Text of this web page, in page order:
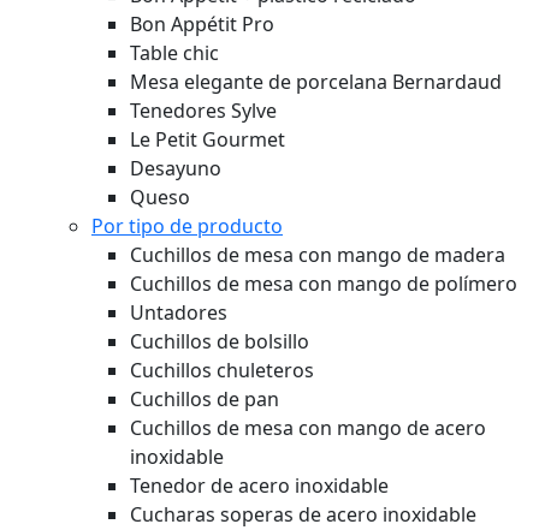
Bon Appétit Pro
Table chic
Mesa elegante de porcelana Bernardaud
Tenedores Sylve
Le Petit Gourmet
Desayuno
Queso
Por tipo de producto
Cuchillos de mesa con mango de madera
Cuchillos de mesa con mango de polímero
Untadores
Cuchillos de bolsillo
Cuchillos chuleteros
Cuchillos de pan
Cuchillos de mesa con mango de acero
inoxidable
Tenedor de acero inoxidable
Cucharas soperas de acero inoxidable